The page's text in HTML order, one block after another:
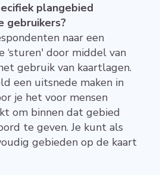
plangebied
gebruikers?
naar een
‘sturen' door middel van
gebruik van kaartlagen.
een uitsnede maken in
je het voor mensen
om binnen dat gebied
te geven. Je kunt als
gebieden op de kaart